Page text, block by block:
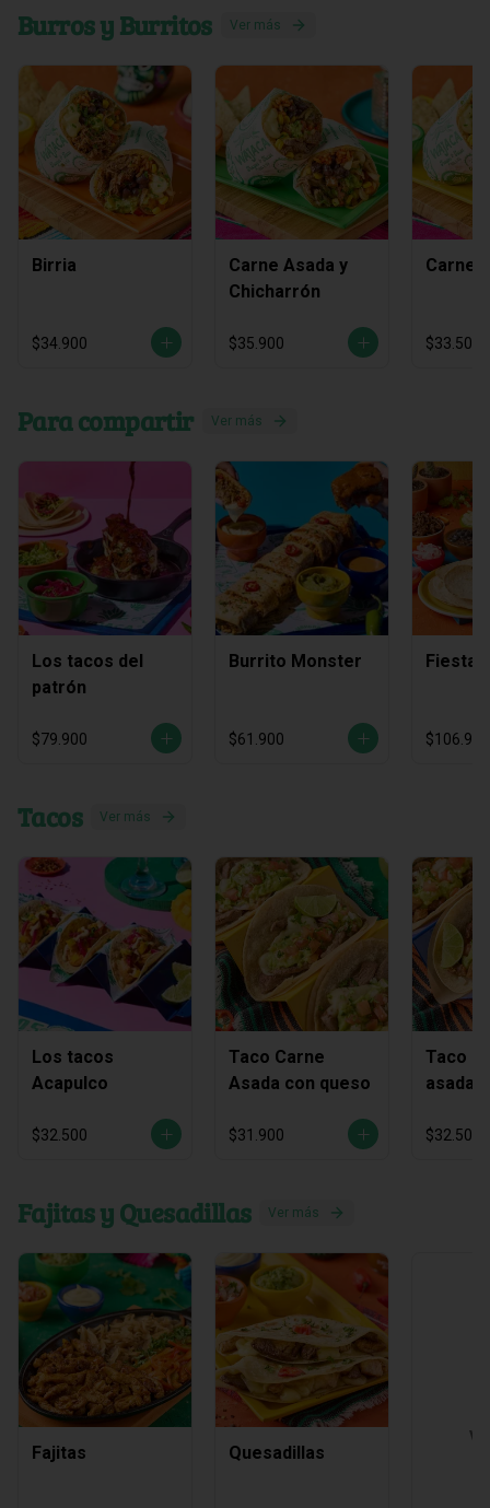
Burros y Burritos Ver más
Birria
$34.900
Carne Asada y
Chicharrón
$35.900
Carne
$33.500
Para compartir Ver más
Los tacos del
patrón
$79.900
Burrito Monster
$61.900
Fiesta
$106.900
Tacos Ver más
Los tacos
Acapulco
$32.500
Taco Carne
Asada con queso
$31.900
Taco
asada y
$32.500
Fajitas y Quesadillas Ver más
Fajitas Quesadillas